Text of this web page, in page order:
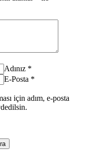
Adınız *
E-Posta *
için adım, e-posta